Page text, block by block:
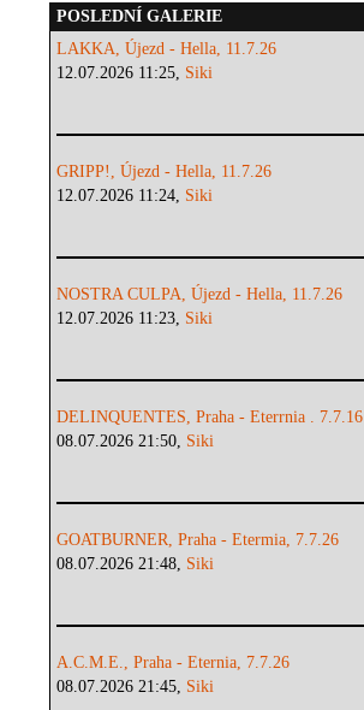
POSLEDNÍ GALERIE
LAKKA, Újezd - Hella, 11.7.26
12.07.2026 11:25, Siki
GRIPP!, Újezd - Hella, 11.7.26
12.07.2026 11:24, Siki
NOSTRA CULPA, Újezd - Hella, 11.7.26
12.07.2026 11:23, Siki
DELINQUENTES, Praha - Eterrnia . 7.7.16
08.07.2026 21:50, Siki
GOATBURNER, Praha - Etermia, 7.7.26
08.07.2026 21:48, Siki
A.C.M.E., Praha - Eternia, 7.7.26
08.07.2026 21:45, Siki